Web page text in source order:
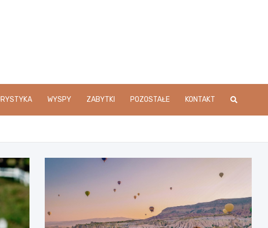
WYSPY ZABYTKI POZOSTAŁE KONTAKT